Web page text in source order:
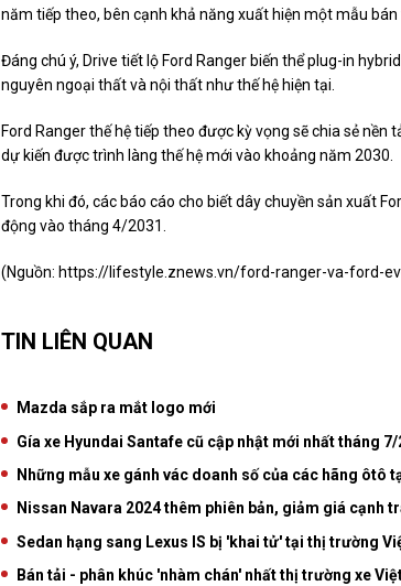
năm tiếp theo, bên cạnh khả năng xuất hiện một mẫu bán
Đáng chú ý, Drive tiết lộ Ford Ranger biến thể plug-in
nguyên ngoại thất và nội thất như thế hệ hiện tại.
Ford Ranger thế hệ tiếp theo được kỳ vọng sẽ chia sẻ
dự kiến được trình làng thế hệ mới vào khoảng năm 2030.
Trong khi đó, các báo cáo cho biết dây chuyền sản xuất
động vào tháng 4/2031.
(Nguồn: https://lifestyle.znews.vn/ford-ranger-va-ford-
TIN LIÊN QUAN
Mazda sắp ra mắt logo mới
Gía xe Hyundai Santafe cũ cập nhật mới nhất tháng
Những mẫu xe gánh vác doanh số của các hãng ôtô
Nissan Navara 2024 thêm phiên bản, giảm giá cạnh
Sedan hạng sang Lexus IS bị 'khai tử' tại thị trường
Bán tải - phân khúc 'nhàm chán' nhất thị trường xe